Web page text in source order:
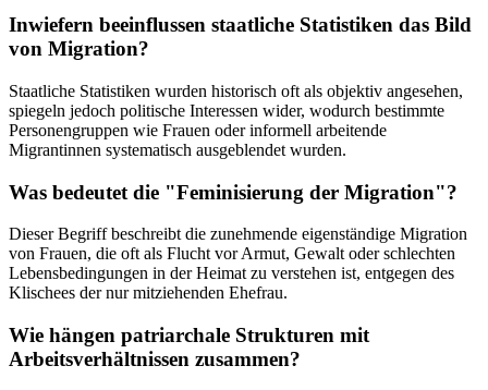
Inwiefern beeinflussen staatliche Statistiken das Bild
von Migration?
Staatliche Statistiken wurden historisch oft als objektiv angesehen,
spiegeln jedoch politische Interessen wider, wodurch bestimmte
Personengruppen wie Frauen oder informell arbeitende
Migrantinnen systematisch ausgeblendet wurden.
Was bedeutet die "Feminisierung der Migration"?
Dieser Begriff beschreibt die zunehmende eigenständige Migration
von Frauen, die oft als Flucht vor Armut, Gewalt oder schlechten
Lebensbedingungen in der Heimat zu verstehen ist, entgegen des
Klischees der nur mitziehenden Ehefrau.
Wie hängen patriarchale Strukturen mit
Arbeitsverhältnissen zusammen?